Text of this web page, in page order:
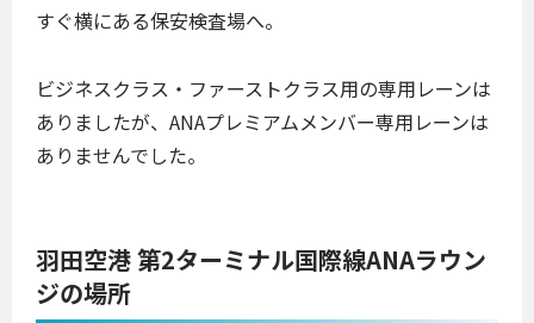
すぐ横にある保安検査場へ。
ビジネスクラス・ファーストクラス用の専用レーンは
ありましたが、ANAプレミアムメンバー専用レーンは
ありませんでした。
羽田空港 第2ターミナル国際線ANAラウン
ジの場所